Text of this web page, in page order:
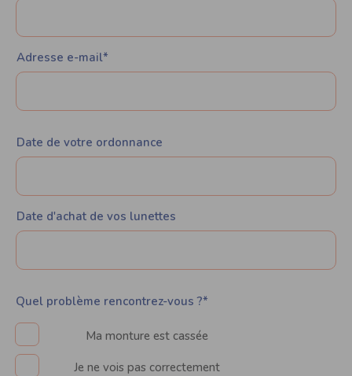
Adresse e-mail*
Date de votre ordonnance
Date d'achat de vos lunettes
Quel problème rencontrez-vous ?*
Ma monture est cassée
Je ne vois pas correctement